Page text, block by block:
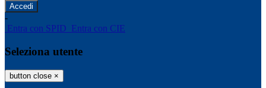
-
Entra con SPID Entra con CIE
Seleziona utente
button close ×